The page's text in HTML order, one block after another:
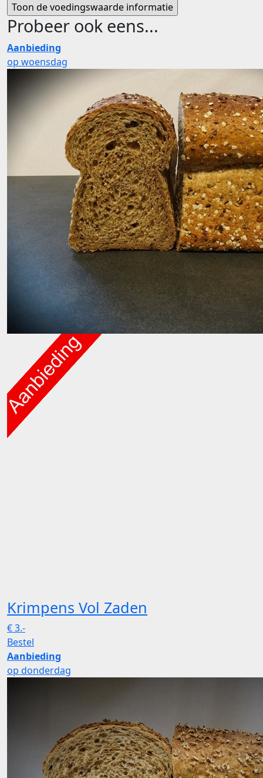
Probeer ook eens...
Aanbieding
op woensdag
Krimpens Vol Zaden
€3.-
Bestel
Aanbieding
op donderdag